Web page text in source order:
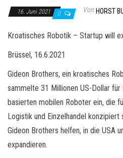
16. Juni 2021 0 Von HORST
Kroatisches Robotik – Startup will
Brüssel, 16.6.2021
Gideon Brothers, ein kroatisches
sammelte 31 Millionen US-Dollar
basierten mobilen Roboter ein, die
Logistik und Einzelhandel
Gideon Brothers helfen, in die USA
expandieren.